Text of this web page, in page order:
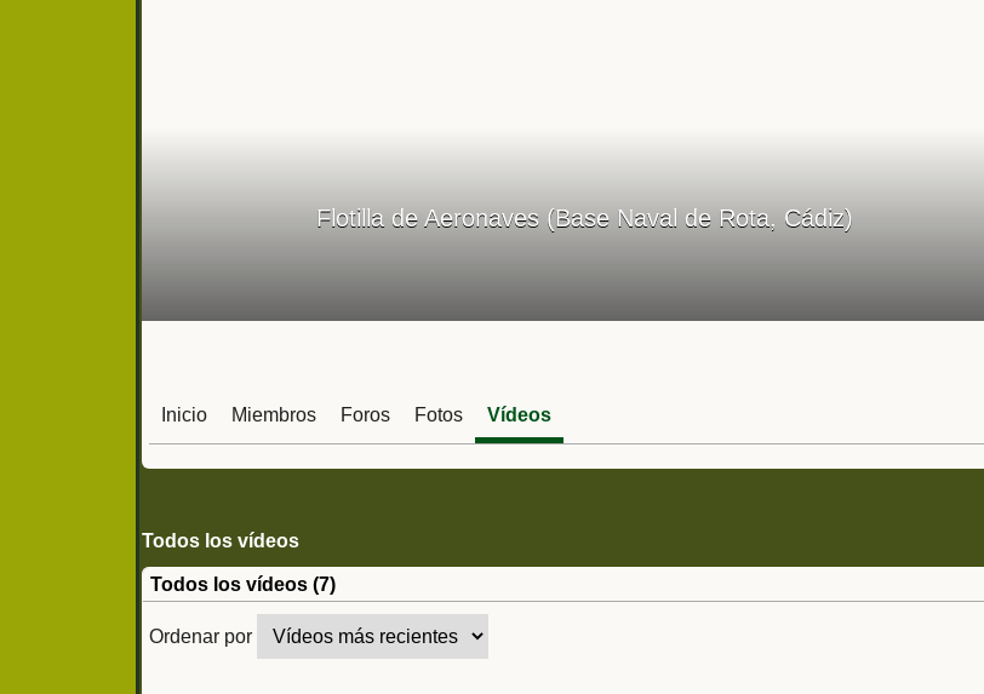
Flotilla de Aeronaves (Base Naval de Rota, Cádiz)
Inicio Miembros Foros Fotos Vídeos
Todos los vídeos
Todos los vídeos (7)
Ordenar por